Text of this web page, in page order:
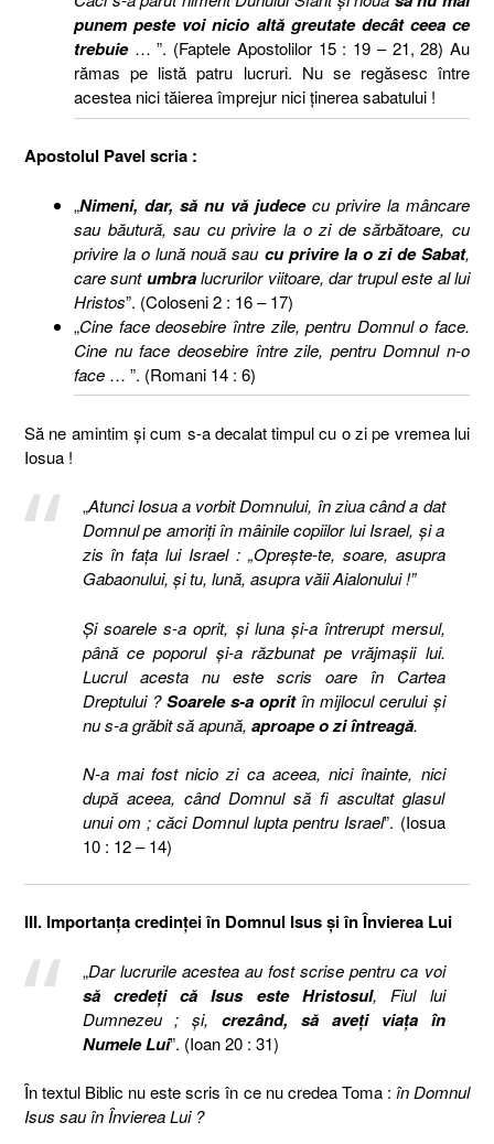
punem peste voi nicio altă greutate decât ceea ce
trebuie… ”. (Faptele Apostolilor 15 : 19 – 21, 28) Au
rămas pe listă patru lucruri. Nu se regăsesc între
acestea nici tăierea împrejur nici ţinerea sabatului !
Apostolul Pavel scria :
„Nimeni, dar, să nu vă judececu privire la mâncare
sau băutură, sau cu privire la o zi de sărbătoare, cu
privire la o lună nouă sau cu privire la o zi de Sabat,
care suntumbralucrurilor viitoare, dar trupul este al lui
Hristos”. (Coloseni 2 : 16 – 17)
„Cine face deosebire între zile, pentru Domnul o face.
Cine nu face deosebire între zile, pentru Domnul n-o
face … ”. (Romani 14 : 6)
Să ne amintim şi cum s-a decalat timpul cu o zi pe vremea lui
Iosua !
„Atunci Iosua a vorbit Domnului, în ziua când a dat
Domnul pe amoriţi în mâinile copiilor lui Israel, şi a
zis în faţa lui Israel : „Opreşte-te, soare, asupra
Gabaonului, şi tu, lună, asupra văii Aialonului !”
Şi soarele s-a oprit, şi luna şi-a întrerupt mersul,
până ce poporul şi-a răzbunat pe vrăjmaşii lui.
Lucrul acesta nu este scris oare în Cartea
Dreptului ?Soarele s-a opritîn mijlocul cerului şi
nu s-a grăbit să apună, aproape o zi întreagă.
N-a mai fost nicio zi ca aceea, nici înainte, nici
după aceea, când Domnul să fi ascultat glasul
unui om ; căci Domnul lupta pentru Israel”. (Iosua
10 : 12 – 14)
III. Importanţa credinţei în Domnul Isus şi în Învierea Lui
„Dar lucrurile acestea au fost scrise pentru ca voi
să credeţi că Isus este Hristosul, Fiul lui
Dumnezeu ; şi, crezând, să aveţi viaţa în
Numele Lui”. (Ioan 20 : 31)
În textul Biblic nu este scris în ce nu credea Toma : în Domnul
Isus sau în Învierea Lui ?